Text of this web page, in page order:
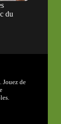
du
Jouez de